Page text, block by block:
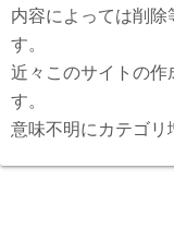
内容によっては削除
す。
近々このサイトの作
す。
意味不明にカテゴリ